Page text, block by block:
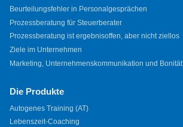
Beurteilungsfehler in Personalgesprächen
Prozessberatung für Steuerberater
Prozessberatung ist ergebnisoffen, aber nicht ziellos
Ziele im Unternehmen
Marketing, Unternehmenskommunikation und Bonität
Die Produkte
Autogenes Training (AT)
Lebenszeit-Coaching